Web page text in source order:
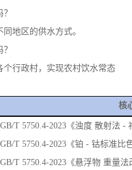
地区的供水方式。
行政村，实现农村饮水常态
核
GB/T 5750.4-2023《浊度 散射法
GB/T 5750.4-2023《铂 - 钴标准比
GB/T 5750.4-2023《悬浮物 重量法